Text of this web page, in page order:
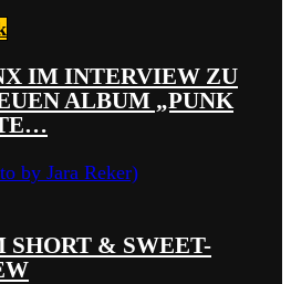
IM INTERVIEW ZU
ALBUM „PUNK
SHORT & SWEET-